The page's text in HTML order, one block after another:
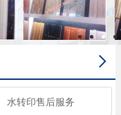

水转印售后服务